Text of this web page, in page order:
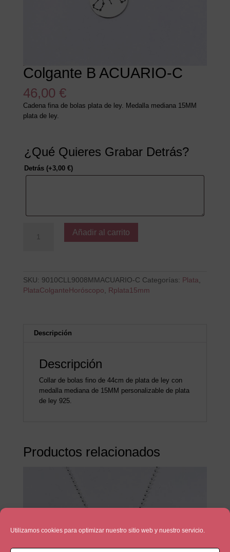
Utilizamos cookies para optimizar nuestro sitio web y nuestro servicio.
Colgante B ACUARIO-C
46,00 €
Cadena fina de bolas plata de ley. Medalla mediana 15MM
plata de ley.
¿Qué Quieres Grabar Detrás?
Detrás (+3,00 €)
Añadir al carrito
SKU: 9010CLL9008MMACUARIO-C Categorías: Plata,
PlataColganteHoróscopo, Rplata15mm
Descripción
Descripción
Collar de bolas fino de 44cm de plata de ley con
medalla mediana de 15MM personalizable de plata
de ley 925.
Productos relacionados